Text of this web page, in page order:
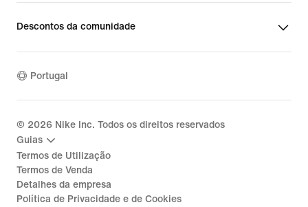
Descontos da comunidade
Portugal
© 2026 Nike Inc. Todos os direitos reservados
Guias
Termos de Utilização
Termos de Venda
Detalhes da empresa
Política de Privacidade e de Cookies